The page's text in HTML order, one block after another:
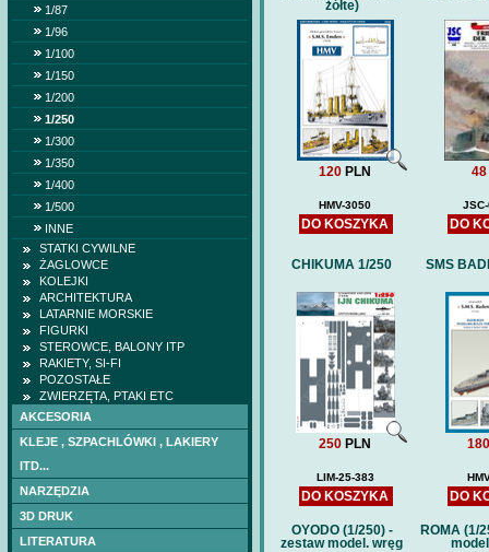
1/87
1/96
1/100
1/150
1/200
1/250
1/300
1/350
1/400
1/500
INNE
STATKI CYWILNE
ŻAGLOWCE
KOLEJKI
ARCHITEKTURA
LATARNIE MORSKIE
FIGURKI
STEROWCE, BALONY ITP
RAKIETY, SI-FI
POZOSTAŁE
ZWIERZĘTA, PTAKI ETC
AKCESORIA
KLEJE , SZPACHLÓWKI , LAKIERY
ITD...
NARZĘDZIA
3D DRUK
LITERATURA
żółte)
120 PLN
HMV-3050
DO KOSZYKA
48
DO
CHIKUMA 1/250
250 PLN
LIM-25-383
DO KOSZYKA
SMS
DO
OYODO (1/250) -
zestaw model. wręg
ROMA (1/